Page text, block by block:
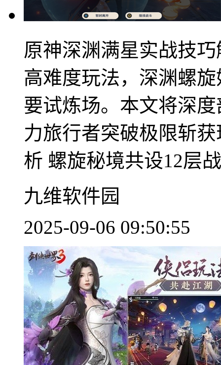
原神深渊满星实战技
高难度玩法，深渊螺
要试炼场。本文将深
力旅行者突破极限斩
析 螺旋秘境共设12层
九维软件园
2025-09-06 09:50:55